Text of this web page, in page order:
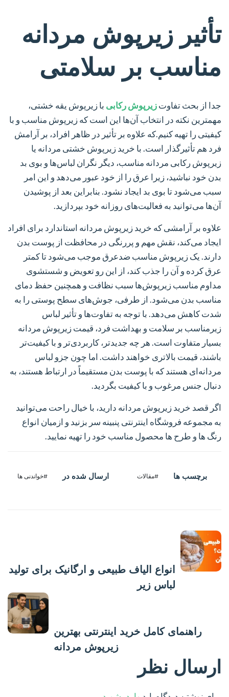
تأثیر زیرپوش مردانه
مناسب بر سلامتی
جدا از بحث تفاوتزیرپوش رکابی با زیرپوش یقه خشتی،
مهمترین نکته در انتخاب آن‌ها این است که زیرپوش مناسب و با
کیفیتی را تهیه کنیم.که علاوه بر تأثیر در ظاهر افراد، بر آرامش
فرد هم تأثیرگذار است. با خرید زیرپوش خشتی مردانه یا
زیرپوش رکابی مردانه مناسب، دیگر نگران لباس‌ها و بوی بد
بدن خود نباشید، زیرا عرق را از خود عبور می‌دهد و این امر
سبب می‌شود تا بوی بد ایجاد نشود. بنابراین بعد از پوشیدن
آن‌ها می‌توانید به فعالیت‌های روزانه خود بپردازید.
علاوه بر آرامشی که خرید زیرپوش مردانه استاندارد برای افراد
ایجاد می‌کند، نقش مهم و پررنگی در محافظت از پوست بدن
دارند. یک زیرپوش مناسب ضدعرق موجب می‌شود تا کمتر
عرق کرده و آن را جذب کند، از این رو تعویض و شستشوی
مداوم مناسب زیرپوش‌ها سبب نظافت و همچنین حفظ دمای
مناسب بدن می‌شود. از طرفی، جوش‌های سطح پوستی را به
شدت کاهش می‌دهد. با توجه به تفاوت‌ها و تأثیر لباس
زیرمناسب بر سلامت و بهداشت فرد، قیمت زیرپوش مردانه
بسیار متفاوت است. هر چه جدیدتر، کاربردی‌تر و با کیفیت‌تر
باشند، قیمت بالاتری خواهند داشت. اما چون جزو لباس
مردانه‌ای هستند که با پوست بدن مستقیماً در ارتباط هستند، به
دنبال جنس مرغوب و با کیفیت بگردید.
اگر قصد خرید زیرپوش مردانه دارید، با خیال راحت می‌توانید
به مجموعه فروشگاه اینترنتی پنبینه سر بزنید و ازمیان انواع
رنگ ها و طرح ها محصول مناسب خود را تهیه نمایید.
برچسب ها #مقالات ارسال شده در #خواندنی ها
انواع الیاف طبیعی و ارگانیک برای تولید
لباس زیر
راهنمای کامل خرید اینترنتی بهترین
زیرپوش مردانه
ارسال نظر